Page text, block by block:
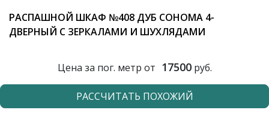
РАСПАШНОЙ ШКАФ №408 ДУБ СОНОМА 4-
ДВЕРНЫЙ С ЗЕРКАЛАМИ И ШУХЛЯДАМИ
Цена за пог. метр от 17500руб.
РАССЧИТАТЬ ПОХОЖИЙ